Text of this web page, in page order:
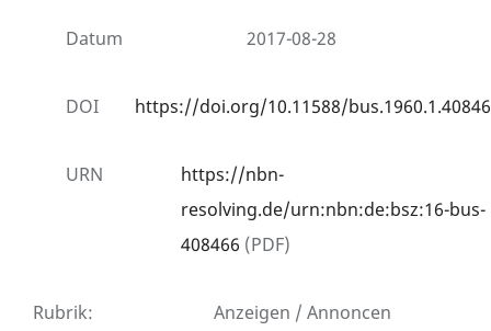
Datum 2017-08-28
DOI https://doi.org/10.11588/bus.1960.1.40846
URN
https://nbn-
resolving.de/urn:nbn:de:bsz:16-bus-
408466 (PDF)
Rubrik: Anzeigen / Annoncen